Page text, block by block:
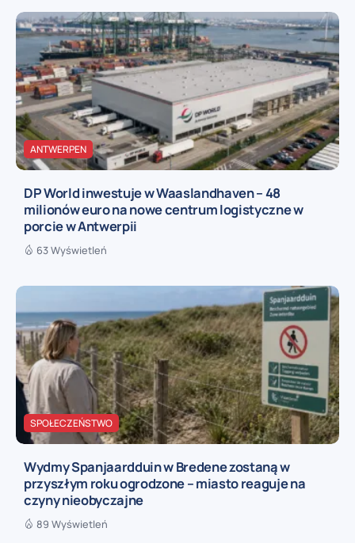
ANTWERPEN
DP World inwestuje w Waaslandhaven – 48
milionów euro na nowe centrum logistyczne w
porcie w Antwerpii
63 Wyświetleń
SPOŁECZEŃSTWO
Wydmy Spanjaardduin w Bredene zostaną w
przyszłym roku ogrodzone – miasto reaguje na
czyny nieobyczajne
89 Wyświetleń